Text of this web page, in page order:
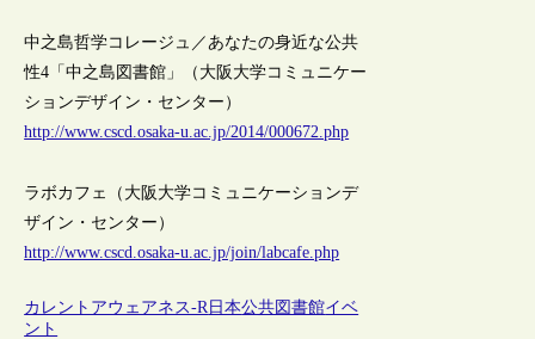
中之島哲学コレージュ／あなたの身近な公共
性4「中之島図書館」（大阪大学コミュニケー
ションデザイン・センター）
http://www.cscd.osaka-u.ac.jp/2014/000672.php
ラボカフェ（大阪大学コミュニケーションデ
ザイン・センター）
http://www.cscd.osaka-u.ac.jp/join/labcafe.php
カレントアウェアネス-R 日本公共図書館イベ
ント